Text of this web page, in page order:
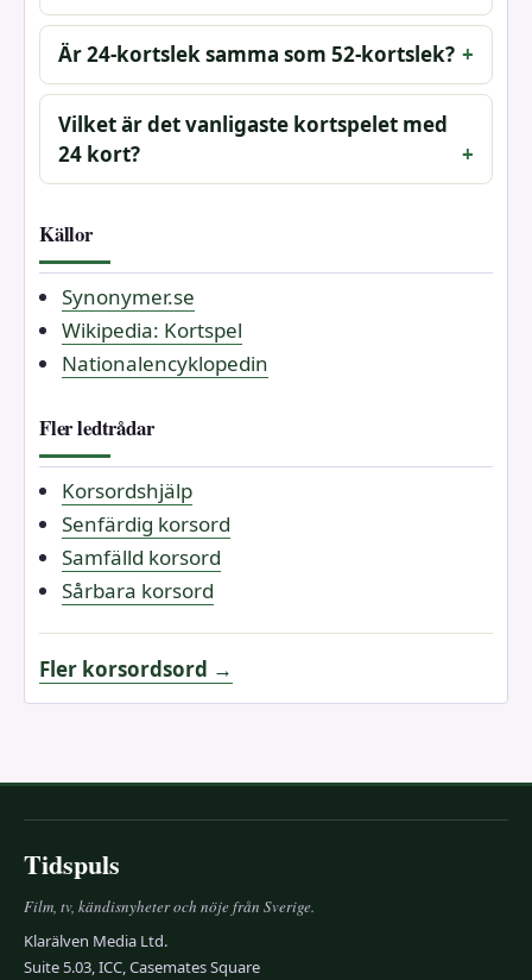
Är 24-kortslek samma som 52-kortslek?
Vilket är det vanligaste kortspelet med
24 kort?
Källor
Synonymer.se
Wikipedia: Kortspel
Nationalencyklopedin
Fler ledtrådar
Korsordshjälp
Senfärdig korsord
Samfälld korsord
Sårbara korsord
Fler korsordsord →
Tidspuls
Film, tv, kändisnyheter och nöje från Sverige.
Klarälven Media Ltd.
Suite 5.03, ICC, Casemates Square